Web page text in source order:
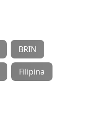
BRIN
Filipina